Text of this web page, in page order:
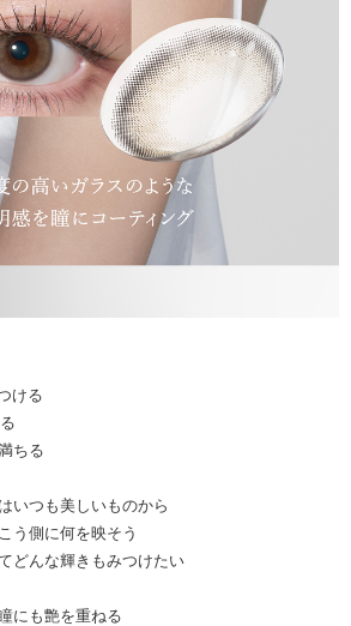
ける
ちる
いつも美しいものから
う側に何を映そう
どんな輝きもみつけたい
にも艶を重ねる